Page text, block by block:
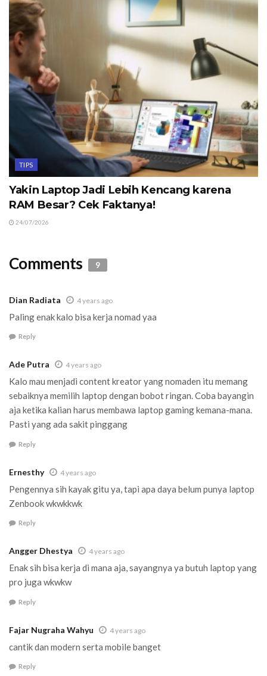
TIPS
Yakin Laptop Jadi Lebih Kencang karena
RAM Besar? Cek Faktanya!
24/07/2026
Comments 9
Dian Radiata 4 years ago
Paling enak kalo bisa kerja nomad yaa
Reply
Ade Putra 4 years ago
Kalo mau menjadi content kreator yang nomaden itu memang
sebaiknya memilih laptop dengan bobot ringan. Coba bayangin
aja ketika kalian harus membawa laptop gaming kemana-mana.
Pasti yang ada sakit pinggang
Reply
Ernesthy 4 years ago
Pengennya sih kayak gitu ya, tapi apa daya belum punya laptop
Zenbook wkwkkwk
Reply
Angger Dhestya 4 years ago
Enak sih bisa kerja di mana aja, sayangnya ya butuh laptop yang
pro juga wkwkw
Reply
Fajar Nugraha Wahyu 4 years ago
cantik dan modern serta mobile banget
Reply